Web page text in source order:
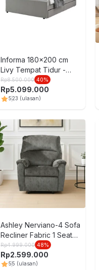
Informa 180x200 cm
Livy Tempat Tidur -
Abu-Abu
Rp8.500.000 40%
Rp5.099.000
523 (ulasan)
Ashley Nerviano-4 Sofa
Recliner Fabric 1 Seater
- Abu-Abu
Rp4.999.000 48%
Rp2.599.000
55 (ulasan)